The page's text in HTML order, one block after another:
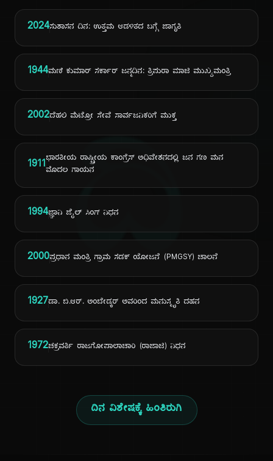
ದಿ
2024ಸುಶಾಸನ ದಿನ: ಉತ್ತಮ ಆಡಳಿತದ ಬಗ್ಗೆ ಜಾಗೃತಿ
1944ಮಣಿ ಕುಮಾರ್ ಸರ್ಕಾರ್ ಜನ್ಮದಿನ: ತ್ರಿಪುರಾ ಮಾಜಿ ಮುಖ್ಯಮಂತ್ರಿ
2002ದೆಹಲಿ ಮೆಟ್ರೋ ಸೇವೆ ಸಾರ್ವಜನಿಕರಿಗೆ ಮುಕ್ತ
1911ಭಾರತೀಯ ರಾಷ್ಟ್ರೀಯ ಕಾಂಗ್ರೆಸ್ ಅಧಿವೇಶನದಲ್ಲಿ ಜನ ಗಣ ಮನ
ಮೊದಲ ಗಾಯನ
1994ಜ್ಞಾನಿ ಜೈಲ್ ಸಿಂಗ್ ನಿಧನ
2000ಪ್ರಧಾನ ಮಂತ್ರಿ ಗ್ರಾಮ ಸಡಕ್ ಯೋಜನೆ (PMGSY) ಚಾಲನೆ
1927ಡಾ. ಬಿ.ಆರ್. ಅಂಬೇಡ್ಕರ್ ಅವರಿಂದ ಮನುಸ್ಮೃತಿ ದಹನ
1972ಚಕ್ರವರ್ತಿ ರಾಜಗೋಪಾಲಾಚಾರಿ (ರಾಜಾಜಿ) ನಿಧನ
ದಿನ ವಿಶೇಷಕ್ಕೆ ಹಿಂತಿರುಗಿ